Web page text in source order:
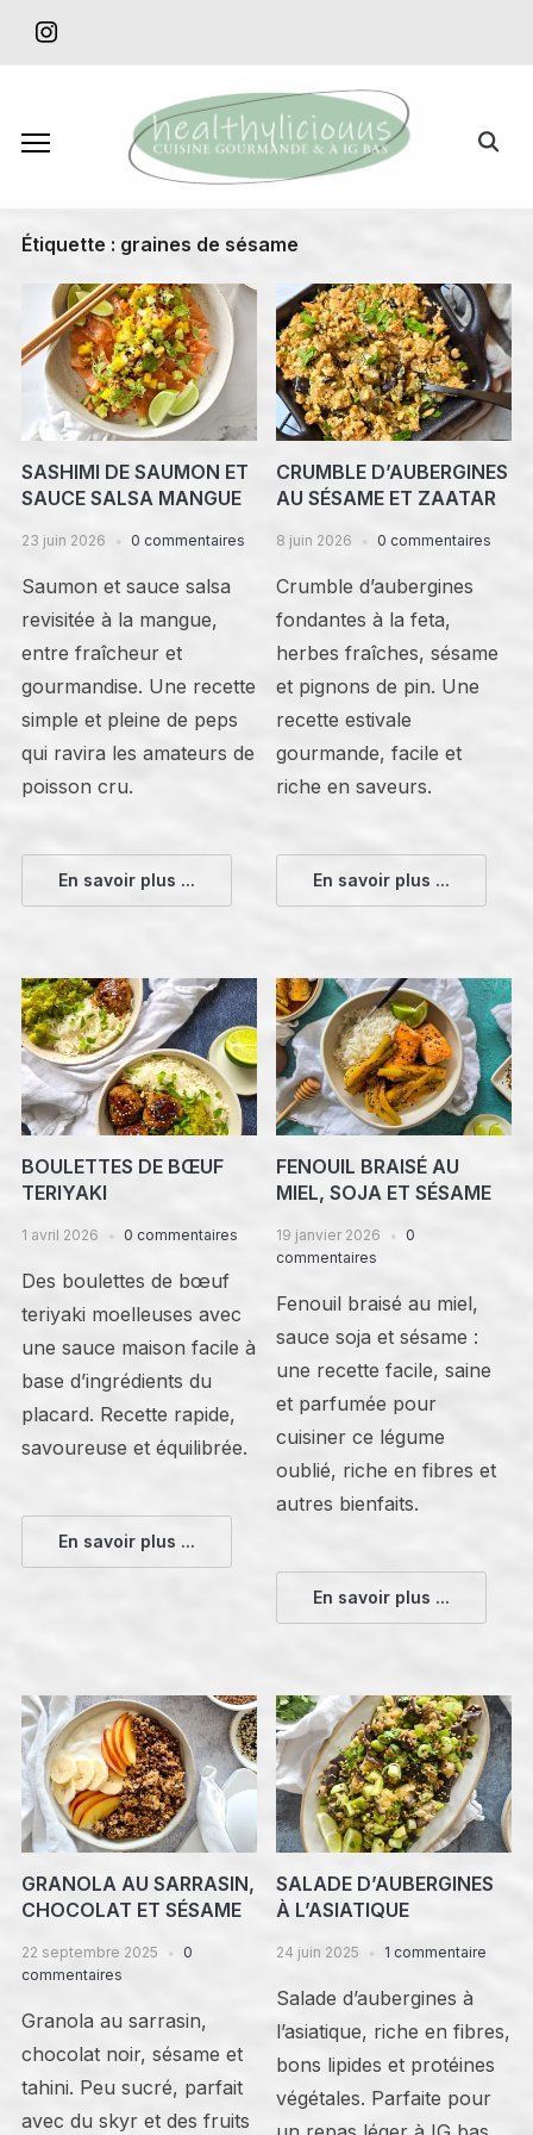
instagram
Search
Étiquette : graines de sésame
SASHIMI DE SAUMON ET
SAUCE SALSA MANGUE
23 juin 2026 0 commentaires
Saumon et sauce salsa
revisitée à la mangue,
entre fraîcheur et
gourmandise. Une recette
simple et pleine de peps
qui ravira les amateurs de
poisson cru.
En savoir plus ...
CRUMBLE D’AUBERGINES
AU SÉSAME ET ZAATAR
8 juin 2026 0 commentaires
Crumble d’aubergines
fondantes à la feta,
herbes fraîches, sésame
et pignons de pin. Une
recette estivale
gourmande, facile et
riche en saveurs.
En savoir plus ...
BOULETTES DE BŒUF
TERIYAKI
1 avril 2026 0 commentaires
Des boulettes de bœuf
teriyaki moelleuses avec
une sauce maison facile à
base d’ingrédients du
placard. Recette rapide,
savoureuse et équilibrée.
En savoir plus ...
FENOUIL BRAISÉ AU
MIEL, SOJA ET SÉSAME
19 janvier 2026
0
commentaires
Fenouil braisé au miel,
sauce soja et sésame :
une recette facile, saine
et parfumée pour
cuisiner ce légume
oublié, riche en fibres et
autres bienfaits.
En savoir plus ...
GRANOLA AU SARRASIN,
CHOCOLAT ET SÉSAME
22 septembre 2025
0
commentaires
Granola au sarrasin,
chocolat noir, sésame et
tahini. Peu sucré, parfait
avec du skyr et des fruits
SALADE D’AUBERGINES
À L’ASIATIQUE
24 juin 2025 1 commentaire
Salade d’aubergines à
l’asiatique, riche en fibres,
bons lipides et protéines
végétales. Parfaite pour